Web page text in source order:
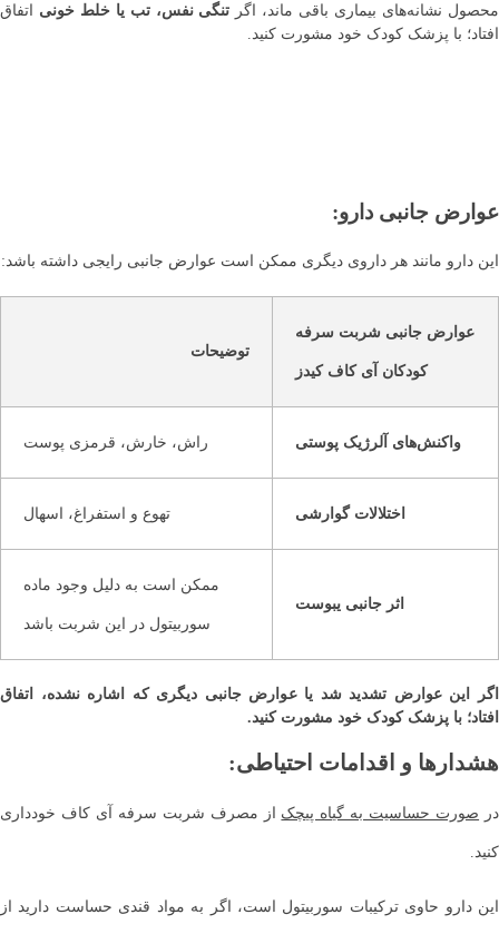
محصول نشانه‌های بیماری باقی ماند، اگر تنگی نفس، تب یا خلط خونی
اتفاق
افتاد؛ با پزشک کودک خود مشورت کنید.
عوارض جانبی دارو:
این دارو مانند هر داروی دیگری ممکن است عوارض جانبی رایجی داشته باشد:
عوارض جانبی شربت سرفه
کودکان آی کاف کیدز
توضیحات
واکنش‌های آلرژیک پوستی راش، خارش، قرمزی پوست
اختلالات گوارشی تهوع و استفراغ، اسهال
اثر جانبی یبوست
ممکن است به دلیل وجود ماده
سوربیتول در این شربت باشد
اگر این عوارض تشدید شد یا عوارض جانبی دیگری که اشاره نشده، اتفاق
افتاد؛ با پزشک کودک خود مشورت کنید.
هشدارها و اقدامات احتیاطی:
در صورت حساسیت به گیاه پیچک از مصرف شربت سرفه آی کاف خودداری
کنید.
این دارو حاوی ترکیبات سوربیتول است، اگر به مواد قندی حساست دارید از